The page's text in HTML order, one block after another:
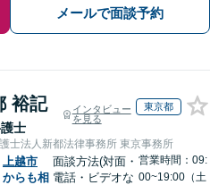
メールで面談予約
裕記
士
インタビュー
を見る
東京都
士法人新都法律事務所 東京事務所
上越市
からも相
面談方法(対面・
電話・ビデオな
営業時間：09:
00~19:00（土